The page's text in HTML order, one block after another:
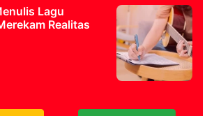
Lagu
Realitas